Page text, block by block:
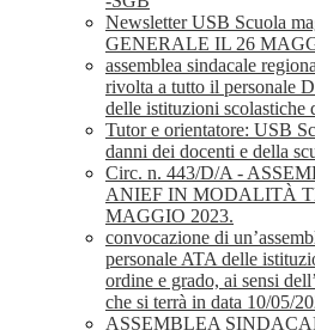
Newsletter USB Scuola
GENERALE IL 26
assemblea sindacale
rivolta a tutto il personale
delle istituzioni scolastiche
Tutor e orientatore: USB
danni dei docenti e della
Circ. n. 443/D/A -
ANIEF IN MODALITÀ
MAGGIO 2023.
convocazione di
personale ATA delle
ordine e grado, ai sensi
che si terrà in data 10/05/
ASSEMBLEA